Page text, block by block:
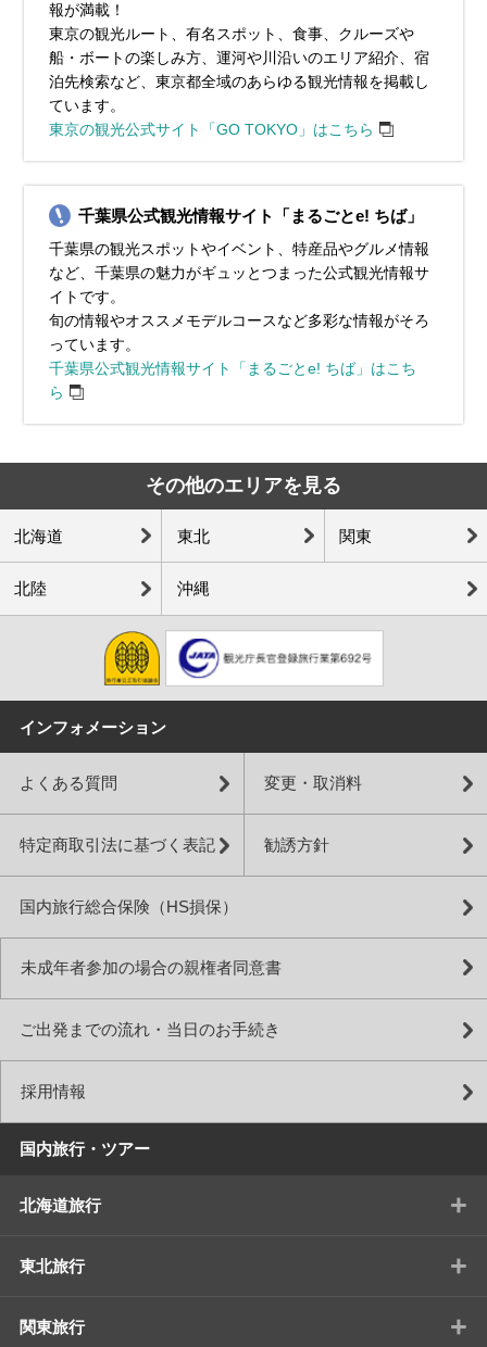
ートルネックを合わせると、快適さと温かさを両立できま
す。観光中に寒さを感じた時に備えて、ストールや手袋を携
帯しておくと便利です。足元は、ブーツや防寒性のあるスニ
ーカーを選ぶと、寒い日でも快適に歩けますよ！紅葉を楽し
みながら、秋の東京を暖かくおしゃれに満喫してください
紅葉シーズン、イルミネーションシーズン、高尾山もみじまつり
（八王子市）、八王子いちょう祭り（八王子市）、酉の市（長國
寺/鷲神社・台東区）、東京国際映画祭
す。インナーには、ヒートテックやフリース素材のシャツを
着用し、しっかりと暖かく保ちましょう。足元は、ブーツで
しっかり防寒できるものが最適です。この時期は、イルミネ
ーションやクリスマスイベントも楽しめるので、寒さを乗り
越えながら、関東地方の冬の魅力を満喫してくださいね！
歳の市（浅草）、浅草寺 羽子板市（台東区）、ボロ市（世田谷
区）
はヒートテックやフリースなど、暖かい素材を選ぶのが正
解。足元も冷えやすいので、滑りにくいブーツ＋厚手の靴下
の組み合わせがおすすめです。寒さが苦手な人は、ホッカイ
ロをポケットに忍ばせておくと安心！ しっかり防寒して、冬
の東京を快適に楽しみましょう！
いこく祭（神田明神・千代田区）、青梅だるま市（青梅市）、消
防出初式（東京ビッグサイト周辺）、大相撲初場所
長時間外を歩く予定があるなら、ヒートテックやフリースな
どのインナーを仕込んでおくのが正解。首元・手先・足元の
冷え対策も重要なので、マフラー・手袋・ブーツを活用しま
しょう！屋内観光の予定があるなら、脱ぎ着しやすい重ね着
スタイルが便利。寒暖差に対応できる服装で、快適に東京を
梅の見ごろ、節分会（浅草寺・台東区）、せたがや梅まつり（世
田谷区）、高幡不動尊のだるま市（日野市）
にすると◎。日中はポカポカ陽気になる日もあるので、イン
ナーは軽めの長袖シャツやブラウスでOKです。足元は、歩き
やすいスニーカーがベスト。寒暖差に対応しつつ、春の東京
観光を思いっきり楽しんでくださいね！
イベント・観光
市）、火渡り祭（高尾山・八王子市）東京マラソン
せますが、朝晩はひんやりすることもあるので、調整しやす
い服装がおすすめです。足元は、たくさん歩くならスニーカ
ーがベスト！天気が崩れそうな日は、防水性のある靴を選ぶ
と安心です。春の日差しが気になる方は、帽子やサングラス
も活用して、おしゃれに紫外線対策をしましょう♪春の東京を
桜の見ごろ、ツツジの見ごろ、フジの見ごろ、文京つつじまつり
（根津神社・文京区）、亀戸天神社 藤まつり（江東区）、浅草 流
鏑馬（浅草神社・台東区）
に過ごせますが、朝晩は肌寒くなることもあるので、サッと
羽織れるものを1枚持っておくと安心です。また、5月は天気
が変わりやすい時期なので、折りたたみ傘があると便利。観
光では歩くことが多いので、クッション性のあるスニーカー
を選ぶと、一日中快適に過ごせますよ！爽やかな春の東京
バラの見ごろ、神田祭（神田明神・千代田区）、三社祭（浅草神
社・台東区）、くらやみ祭（大國魂神社・府中市）、春のバラフ
ェスタ（神代植物公園・調布市）、足立の花火（足立区）、大相
撲5月場所
ブのワンピースも涼しくておすすめ。また、突然の雨に備え
て防水性のあるジャケットや折りたたみ傘を忘れずに。足元
は、濡れても乾きやすい靴を選ぶと安心です。梅雨の時期で
も、服装を工夫すれば快適に観光できますよ！雨の日の東京
も楽しんでくださいね♪
田区）、文京あじさいまつり（白山神社・文京区）
う！足元は、通気性の良いサンダルや軽量スニーカーが快適
です。ただし、屋内は冷房がガンガン効いていることも。薄
手のカーディガンやストールを持っておくと、寒暖差にも対
応できて安心ですよ。暑さ対策を万全にして、夏の東京を思
いっきり楽しんでくださいね！
区）、神楽坂まつり（新宿区）、入谷朝顔まつり（入谷鬼子母
神・台東区）、ほおずき市（浅草寺・台東区）、みたままつり
（靖国神社・千代田区）
報が満載！
東京の観光ルート、有名スポット、食事、クルーズや
船・ボートの楽しみ方、運河や川沿いのエリア紹介、宿
泊先検索など、東京都全域のあらゆる観光情報を掲載し
ています。
東京の観光公式サイト「GO TOKYO」はこちら
千葉県公式観光情報サイト「まるごとe! ちば」
千葉県の観光スポットやイベント、特産品やグルメ情報
など、千葉県の魅力がギュッとつまった公式観光情報サ
イトです。
旬の情報やオススメモデルコースなど多彩な情報がそろ
っています。
千葉県公式観光情報サイト「まるごとe! ちば」はこち
ら
その他のエリアを見る
北海道 東北 関東
北陸 沖縄
インフォメーション
よくある質問 変更・取消料
特定商取引法に基づく表記 勧誘方針
国内旅行総合保険（HS損保）
未成年者参加の場合の親権者同意書
ご出発までの流れ・当日のお手続き
採用情報
国内旅行・ツアー
北海道旅行 +
東北旅行 +
関東旅行 +